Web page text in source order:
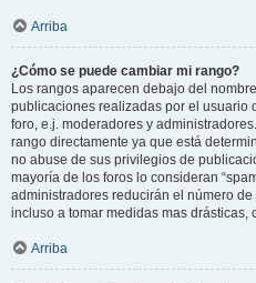
Arriba
¿Cómo se puede cambiar mi rango?
Los rangos aparecen debajo del
publicaciones realizadas por el usuario
foro, e.j. moderadores y
rango directamente ya que está
no abuse de sus privilegios de
mayoría de los foros lo consideran
administradores reducirán el número
incluso a tomar medidas mas drásticas,
Arriba